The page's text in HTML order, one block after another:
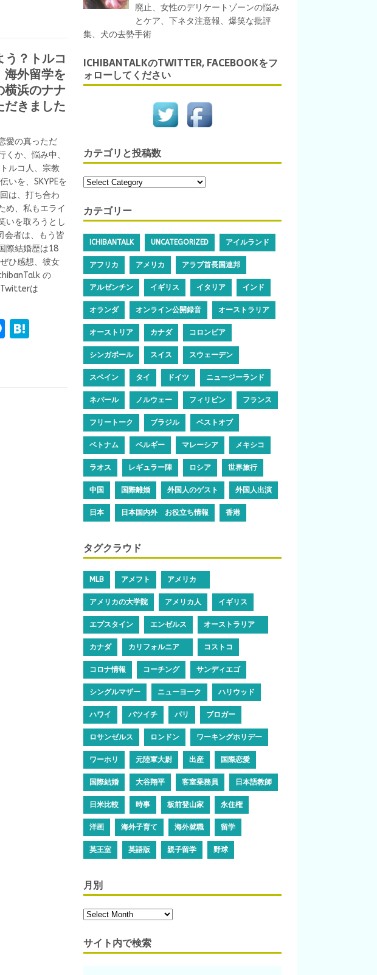
g
er
a
？トルコ
外留学を
横浜のナナ
きました
愛の真っただ
か、悩み中、
ルコ人、宗教
いを、SKYPEを
は、打ち合わ
め、私もエライ
いを取ろうとし
会者は、もう皆
際結婚歴は18
ひ感想、彼女
の
は
M
廃止、女性のデリケートゾーンの悩み
とケア、下ネタ注意報、爆笑な批評
集、犬の去勢手術
ICHIBANTALKのTWITTER, FACEBOOKをフ
ォローしてください
カテゴリと投稿数
カテゴリー
ICHIBANTALK UNCATEGORIZED アイルランド
アフリカ アメリカ アラブ首長国連邦
アルゼンチン イギリス イタリア インド
オランダ オンライン公開録音 オーストラリア
オーストリア カナダ コロンビア
シンガポール スイス スウェーデン
スペイン タイ ドイツ ニュージーランド
ネパール ノルウェー フィリピン フランス
フリートーク ブラジル ベストオブ
ベトナム ベルギー マレーシア メキシコ
ラオス レギュラー陣 ロシア 世界旅行
中国 国際離婚 外国人のゲスト 外国人出演
日本 日本国内外 お役立ち情報 香港
タグクラウド
MLB アメフト アメリカ
アメリカの大学院 アメリカ人 イギリス
エプスタイン エンゼルス オーストラリア
カナダ カリフォルニア コストコ
コロナ情報 コーチング サンディエゴ
シングルマザー ニューヨーク ハリウッド
ハワイ バツイチ パリ ブロガー
ロサンゼルス ロンドン ワーキングホリデー
ワーホリ 元陸軍大尉 出産 国際恋愛
国際結婚 大谷翔平 客室乗務員 日本語教師
日米比較 時事 板前登山家 永住権
洋画 海外子育て 海外就職 留学
英王室 英語版 親子留学 野球
月別
サイト内で検索